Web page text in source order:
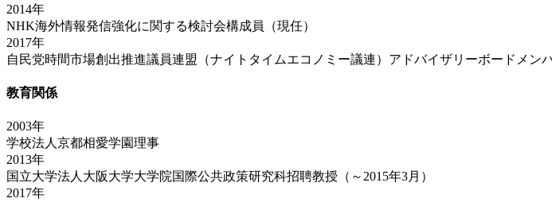
2014年
NHK海外情報発信強化に関する検討会構成員（現任）
2017年
自民党時間市場創出推進議員連盟（ナイトタイムエコノミー議連）アドバイザリーボードメンバ
教育関係
2003年
学校法人京都相愛学園理事
2013年
国立大学法人大阪大学大学院国際公共政策研究科招聘教授（～2015年3月）
2017年